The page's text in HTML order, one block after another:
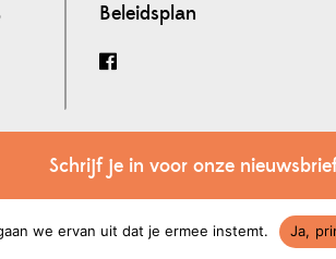
Beleidsplan
Schrijf je in voor onze
we ervan uit dat je ermee instemt. Ja,